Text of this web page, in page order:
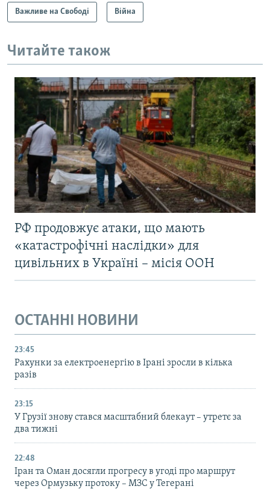
Важливе на Свободі Війна
Читайте також
РФ продовжує атаки, що мають
«катастрофічні наслідки» для
цивільних в Україні – місія ООН
ОСТАННІ НОВИНИ
23:45
Рахунки за електроенергію в Ірані зросли в кілька
разів
23:15
У Грузії знову стався масштабний блекаут – утретє за
два тижні
22:48
Іран та Оман досягли прогресу в угоді про маршрут
через Ормузьку протоку – МЗС у Тегерані